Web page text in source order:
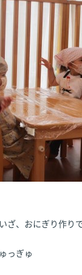
ざ、おにぎり作り
っぎゅ